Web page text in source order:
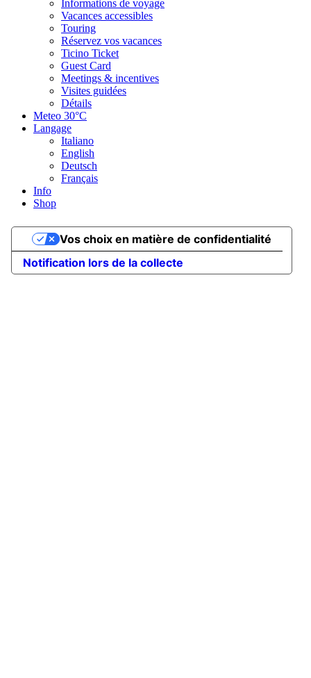
Informations de voyage
Vacances accessibles
Touring
Réservez vos vacances
Ticino Ticket
Guest Card
Meetings & incentives
Visites guidées
Détails
Meteo 30°C
Langage
Italiano
English
Deutsch
Français
Info
Shop
Notification lors de la collecte
Vos choix en matière de confidentialité